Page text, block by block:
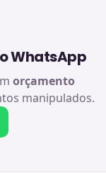
WhatsApp
orçamento
manipulados.